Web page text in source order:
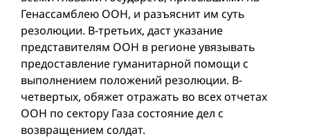
Генассамблею ООН, и разъяснит им суть
резолюции. В-третьих, даст указание
представителям ООН в регионе увязывать
предоставление гуманитарной помощи с
выполнением положений резолюции. В-
четвертых, обяжет отражать во всех отчетах
ООН по сектору Газа состояние дел с
возвращением солдат.